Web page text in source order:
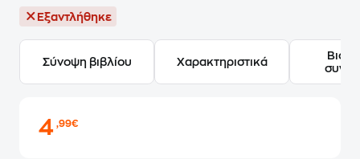
Εξαντλήθηκε
Σύνοψη βιβλίου Χαρακτηριστικά
4,99€